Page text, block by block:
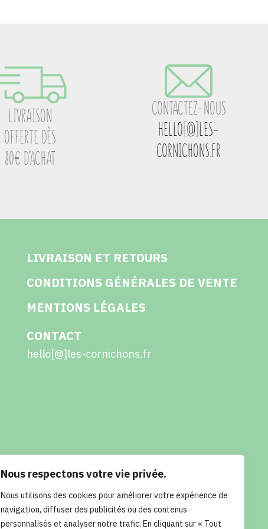
Nous respectons votre vie privée.
Nous utilisons des cookies pour améliorer votre expérience de
navigation, diffuser des publicités ou des contenus
personnalisés et analyser notre trafic. En cliquant sur « Tout
LIVRAISON
OFFERTE DÈS
80€ D’ACHAT
CONTACTEZ-NOUS
HELLO[@]LES-
CORNICHONS.FR
LIVRAISON ET RETOURS
CONDITIONS GÉNÉRALES DE VENTE
MENTIONS LÉGALES
CONTACT
hello[@]les-cornichons.fr